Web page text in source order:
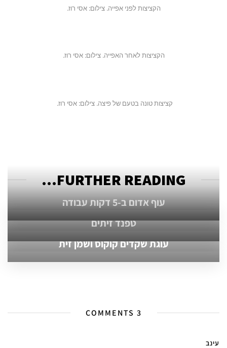
הקציצות לפני אפייה. צילום: אסי רוז.
הקציצות לאחר האפייה. צילום: אסי רוז.
קציצות טונה בטעם של פיצה. צילום: אסי רוז.
FURTHER READING...
עוף אדום ב-5 דקות עבודה
טפנד זיתים
עוגת שקדים קוקוס ושמן זית
3 COMMENTS
עינב